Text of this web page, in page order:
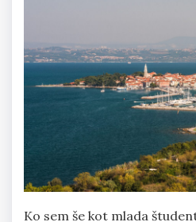
Ko sem še kot mlada